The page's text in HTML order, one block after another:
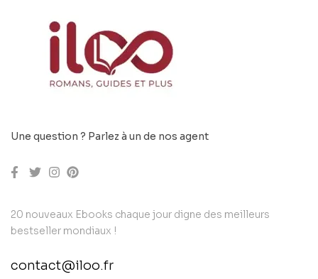
Une question ? Parlez à un de nos agent
20 nouveaux Ebooks chaque jour digne des meilleurs
bestseller mondiaux !
contact@iloo.fr